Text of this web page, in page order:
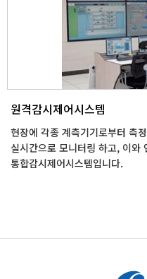
원격감시제어시스템
현장에 각종 계측기기로부터 측
실시간으로 모니터링 하고, 이와
통합감시제어시스템입니다.